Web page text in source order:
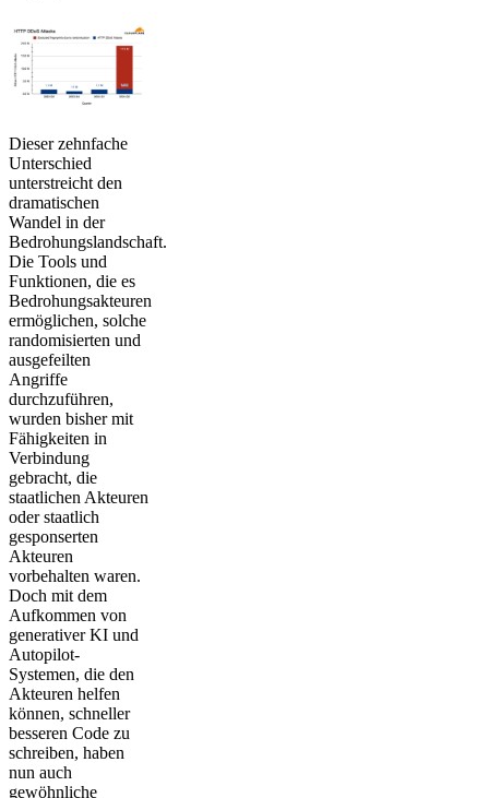
Dieser zehnfache
Unterschied
unterstreicht den
dramatischen
Wandel in der
Bedrohungslandschaft.
Die Tools und
Funktionen, die es
Bedrohungsakteuren
ermöglichen, solche
randomisierten und
ausgefeilten
Angriffe
durchzuführen,
wurden bisher mit
Fähigkeiten in
Verbindung
gebracht, die
staatlichen Akteuren
oder staatlich
gesponserten
Akteuren
vorbehalten waren.
Doch mit dem
Aufkommen von
generativer KI und
Autopilot-
Systemen, die den
Akteuren helfen
können, schneller
besseren Code zu
schreiben, haben
nun auch
gewöhnliche